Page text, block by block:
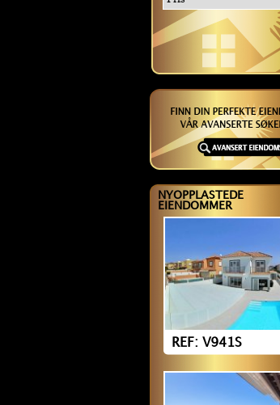
NYOPPLASTEDE
EIENDOMMER
REF: V941S